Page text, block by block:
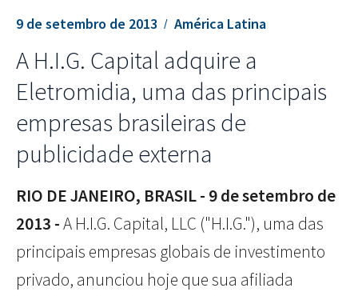
9 de setembro de 2013 América Latina
A H.I.G. Capital adquire a
Eletromidia, uma das principais
empresas brasileiras de
publicidade externa
RIO DE JANEIRO, BRASIL - 9 de setembro de
2013 -A H.I.G. Capital, LLC ("H.I.G."), uma das
principais empresas globais de investimento
privado, anunciou hoje que sua afiliada